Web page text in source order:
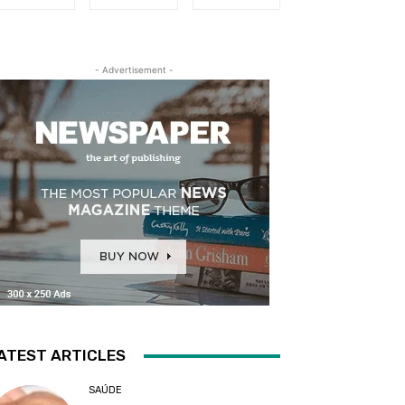
- Advertisement -
ARTICLES
SAÚDE